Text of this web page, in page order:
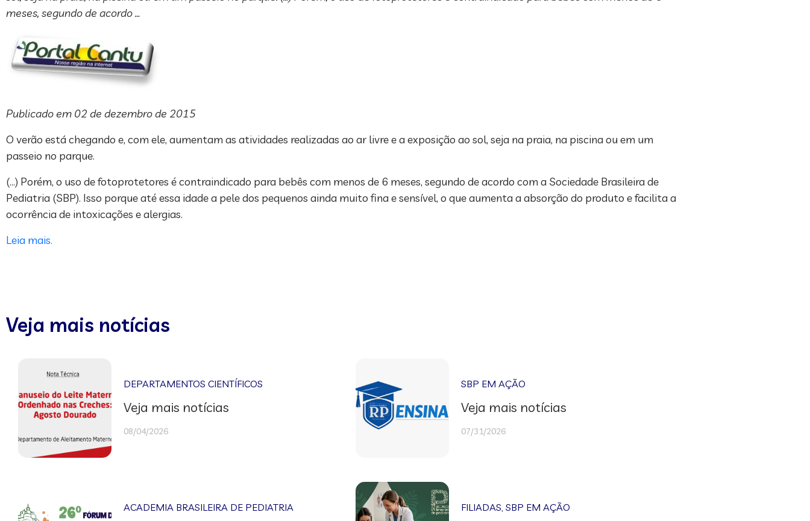
meses, segundo de acordo …
Publicado em 02 de dezembro de 2015
O verão está chegando e, com ele, aumentam as atividades realizadas ao ar livre e a exposição ao sol, seja na praia, na piscina ou em um
passeio no parque.
(…) Porém, o uso de fotoprotetores é contraindicado para bebês com menos de 6 meses, segundo de acordo com a Sociedade Brasileira de
Pediatria (SBP). Isso porque até essa idade a pele dos pequenos ainda muito fina e sensível, o que aumenta a absorção do produto e facilita a
ocorrência de intoxicações e alergias.
Leia mais.
Veja mais notícias
DEPARTAMENTOS CIENTÍFICOS
Veja mais notícias
08/04/2026
SBP EM AÇÃO
Veja mais notícias
07/31/2026
ACADEMIA BRASILEIRA DE PEDIATRIA FILIADAS ,SBP EM AÇÃO